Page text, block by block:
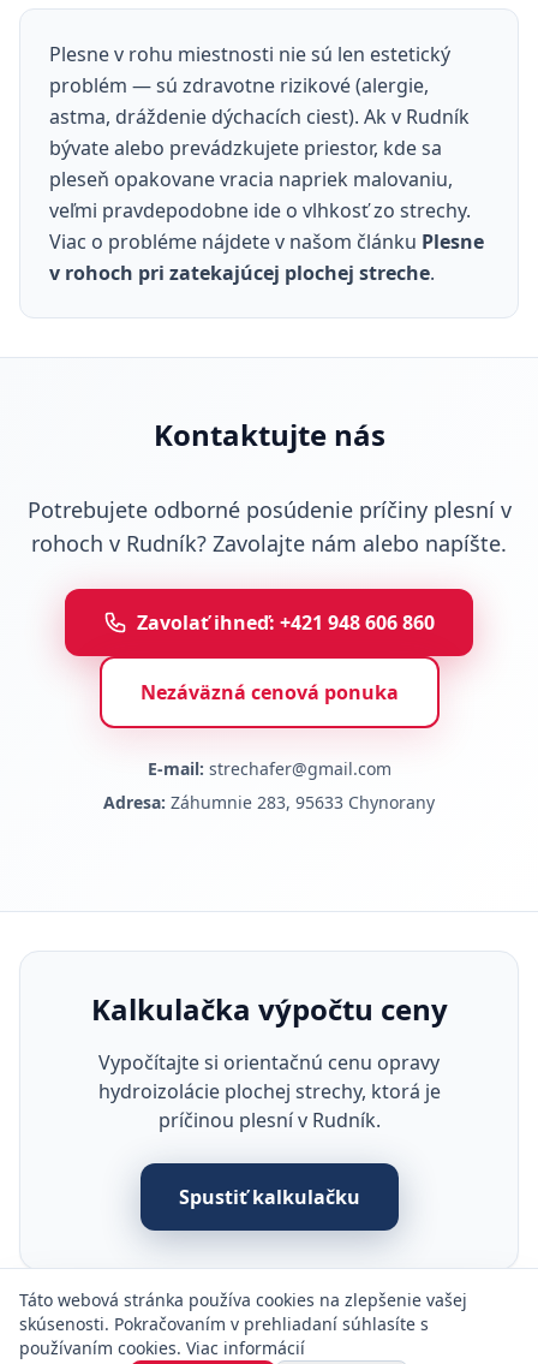
Plesne v rohu miestnosti nie sú len estetický
problém — sú zdravotne rizikové (alergie,
astma, dráždenie dýchacích ciest). Ak v Rudník
bývate alebo prevádzkujete priestor, kde sa
pleseň opakovane vracia napriek malovaniu,
veľmi pravdepodobne ide o vlhkosť zo strechy.
Viac o probléme nájdete v našom článku Plesne
v rohoch pri zatekajúcej plochej streche.
Kontaktujte nás
Potrebujete odborné posúdenie príčiny plesní v
rohoch v Rudník? Zavolajte nám alebo napíšte.
Zavolať ihneď: +421 948 606 860
Nezáväzná cenová ponuka
E-mail: strechafer@gmail.com
Adresa: Záhumnie 283, 95633 Chynorany
Kalkulačka výpočtu ceny
Vypočítajte si orientačnú cenu opravy
hydroizolácie plochej strechy, ktorá je
príčinou plesní v Rudník.
Spustiť kalkulačku
Táto webová stránka používa cookies na zlepšenie vašej
skúsenosti. Pokračovaním v prehliadaní súhlasíte s
používaním cookies. Viac informácií